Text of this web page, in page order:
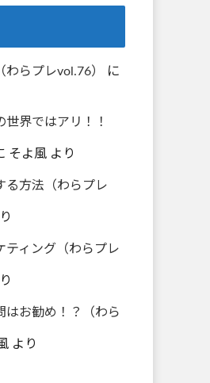
らプレvol.76） に
界ではアリ！！
そよ風 より
る方法（わらプレ
ティング（わらプレ
お勧め！？（わら
より